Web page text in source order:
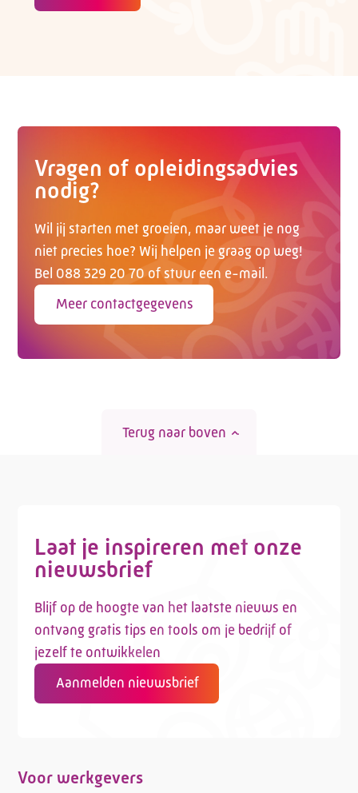
Vragen of opleidingsadvies
nodig?
Wil jij starten met groeien, maar weet je nog
niet precies hoe? Wij helpen je graag op weg!
Bel 088 329 20 70 of stuur een e-mail.
Meer contactgegevens
Terug naar boven
Laat je inspireren met onze
nieuwsbrief
Blijf op de hoogte van het laatste nieuws en
ontvang gratis tips en tools om je bedrijf of
jezelf te ontwikkelen
Aanmelden nieuwsbrief
Voor werkgevers